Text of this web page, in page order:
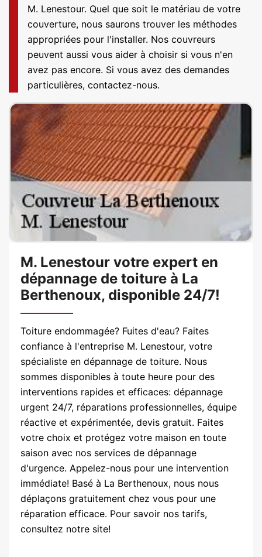
M. Lenestour. Quel que soit le matériau de votre
couverture, nous saurons trouver les méthodes
appropriées pour l'installer. Nos couvreurs
peuvent aussi vous aider à choisir si vous n'en
avez pas encore. Si vous avez des demandes
particulières, contactez-nous.
M. Lenestour votre expert en
dépannage de toiture à La
Berthenoux, disponible 24/7!
Toiture endommagée? Fuites d'eau? Faites
confiance à l'entreprise M. Lenestour, votre
spécialiste en dépannage de toiture. Nous
sommes disponibles à toute heure pour des
interventions rapides et efficaces: dépannage
urgent 24/7, réparations professionnelles, équipe
réactive et expérimentée, devis gratuit. Faites
votre choix et protégez votre maison en toute
saison avec nos services de dépannage
d'urgence. Appelez-nous pour une intervention
immédiate! Basé à La Berthenoux, nous nous
déplaçons gratuitement chez vous pour une
réparation efficace. Pour savoir nos tarifs,
consultez notre site!